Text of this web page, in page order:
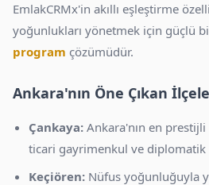
EmlakCRMx'in akıllı eşleştirme
yoğunlukları yönetmek için güçlü
program çözümüdür.
Ankara'nın Öne Çıkan
Çankaya: Ankara'nın en
ticari gayrimenkul ve diplomatik
Keçiören: Nüfus yoğunluğuyla